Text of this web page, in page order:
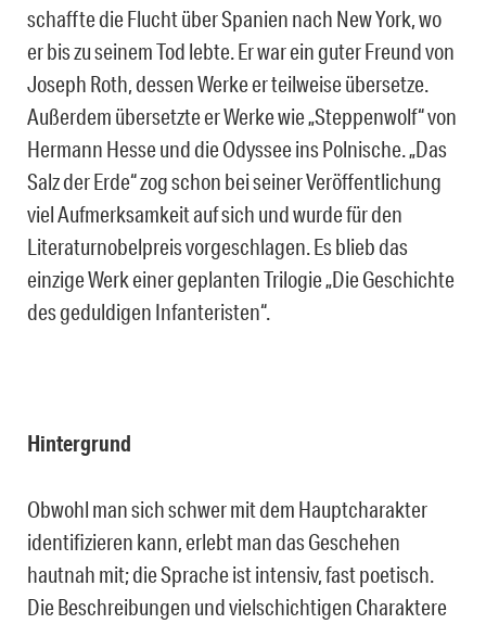
schaffte die Flucht über Spanien nach New York, wo
er bis zu seinem Tod lebte. Er war ein guter Freund von
Joseph Roth, dessen Werke er teilweise übersetze.
Außerdem übersetzte er Werke wie „Steppenwolf“ von
Hermann Hesse und die Odyssee ins Polnische. „Das
Salz der Erde“ zog schon bei seiner Veröffentlichung
viel Aufmerksamkeit auf sich und wurde für den
Literaturnobelpreis vorgeschlagen. Es blieb das
einzige Werk einer geplanten Trilogie „Die Geschichte
des geduldigen Infanteristen“.
Hintergrund
Obwohl man sich schwer mit dem Hauptcharakter
identifizieren kann, erlebt man das Geschehen
hautnah mit; die Sprache ist intensiv, fast poetisch.
Die Beschreibungen und vielschichtigen Charaktere